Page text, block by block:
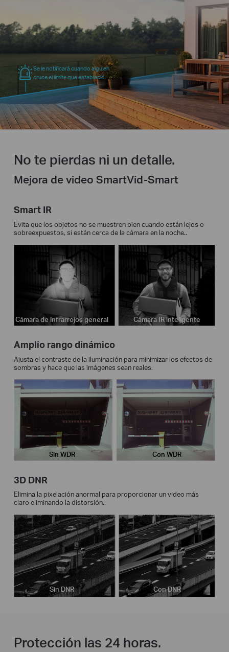
Se le notificará cuando alguien
cruce el límite que estableció.
No te pierdas ni un detalle.
Mejora de video SmartVid-Smart
Smart IR
Evita que los objetos no se muestren bien cuando están lejos o
sobreexpuestos, si están cerca de la cámara en la noche..
Cámara de infrarrojos general Cámara IR inteligente
Amplio rango dinámico
Ajusta el contraste de la iluminación para minimizar los efectos de
sombras y hace que las imágenes sean reales.
Sin WDR Con WDR
3D DNR
Elimina la pixelación anormal para proporcionar un video más
claro eliminando la distorsión..
Sin DNR Con DNR
Protección las 24 horas.